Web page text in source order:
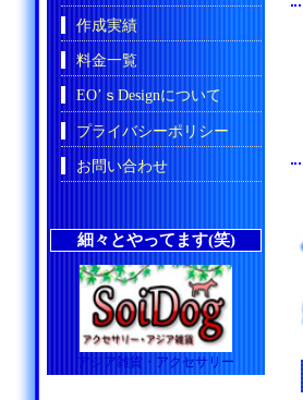
作成実績
料金一覧
EO’ｓDesignについて
プライバシーポリシー
お問い合わせ
細々とやってます(笑)
アジア雑貨・アクセサリー